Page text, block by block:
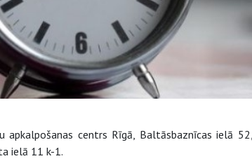
centrs Rīgā, Baltāsbaznīcas ielā
ielā 11 k-1.